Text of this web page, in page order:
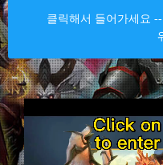
클릭해서 들어가세요